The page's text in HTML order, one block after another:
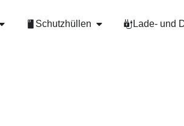
Schutzhüllen Lade- und